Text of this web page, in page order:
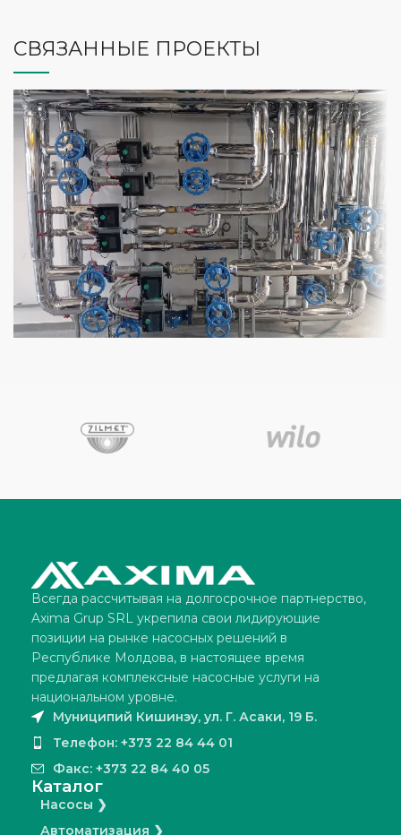
СВЯЗАННЫЕ ПРОЕКТЫ
Всегда рассчитывая на долгосрочное партнерство,
Axima Grup SRL укрепила свои лидирующие
позиции на рынке насосных решений в
Республике Молдова, в настоящее время
предлагая комплексные насосные услуги на
национальном уровне.
Муниципий Кишинэу, ул. Г. Асаки, 19 Б.
Телефон: +373 22 84 44 01
Факс: +373 22 84 40 05
Каталог
Насосы ❯
Автоматизация ❯